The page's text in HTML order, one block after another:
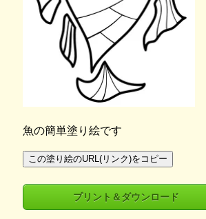
魚の簡単塗り絵です
この塗り絵のURL(リンク)をコピー
プリント＆ダウンロード